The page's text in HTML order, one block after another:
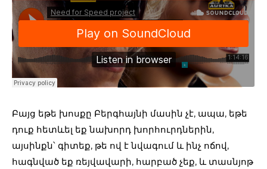
Բայց եթե խոսքը Բերգհայնի մասին չէ, ապա, եթե
դուք հետևել եք նախորդ խորհուրդներին,
այսինքն՝ գիտեք, թե ով է նվագում և ինչ ոճով,
հագնված եք ռեյվավարի, հարբած չեք, և տասնյոթ